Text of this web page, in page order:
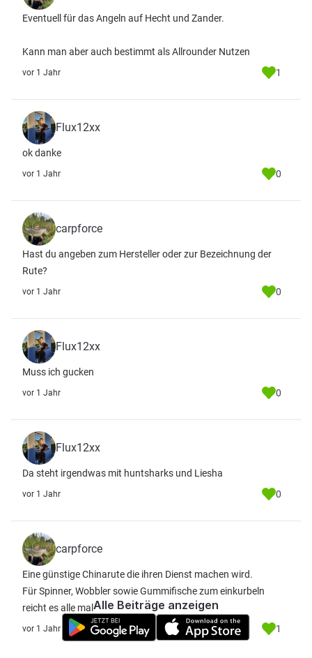
Eventuell für das Angeln auf Hecht und Zander.
Kann man aber auch bestimmt als Allrounder Nutzen
vor 1 Jahr 1
Flux12xx
ok danke
vor 1 Jahr 0
carpforce
Hast du angeben zum Hersteller oder zur Bezeichnung der
Rute?
vor 1 Jahr 0
Flux12xx
Muss ich gucken
vor 1 Jahr 0
Flux12xx
Da steht irgendwas mit huntsharks und Liesha
vor 1 Jahr 0
carpforce
Eine günstige Chinarute die ihren Dienst machen wird.
Für Spinner, Wobbler sowie Gummifische zum einkurbeln
reicht es alle mal
vor 1 Jahr 1
Alle Beiträge anzeigen